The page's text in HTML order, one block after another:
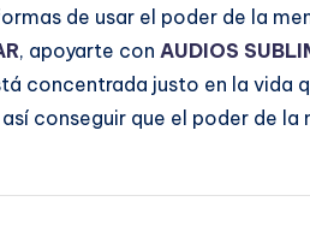
de usar el poder de la
, apoyarte con AUDIOS
concentrada justo en la vida
conseguir que el poder de